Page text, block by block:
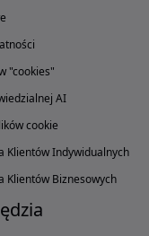
"cookies"
AI
cookie
Klientów Indywidualnych
Klientów Biznesowych